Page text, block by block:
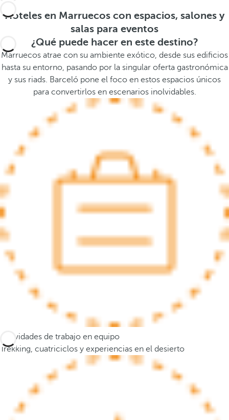
e
a
b
a
n
a
e
m
e
r
l
Hoteles en Marruecos con espacios, salones y
salas para eventos
¿Qué puede hacer en este destino?
Marruecos atrae con su ambiente exótico, desde sus edificios
hasta su entorno, pasando por la singular oferta gastronómica
y sus riads. Barceló pone el foco en estos espacios únicos
para convertirlos en escenarios inolvidables.
Actividades de trabajo en equipo
Trekking, cuatriciclos y experiencias en el desierto